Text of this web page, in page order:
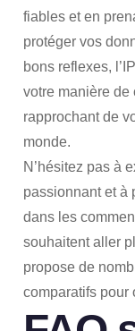
fiables et en
protéger vos
bons reflexes,
votre manière de
rapprochant de
monde.
N’hésitez pas à
passionnant et à
dans les
souhaitent aller
propose de
comparatifs pour